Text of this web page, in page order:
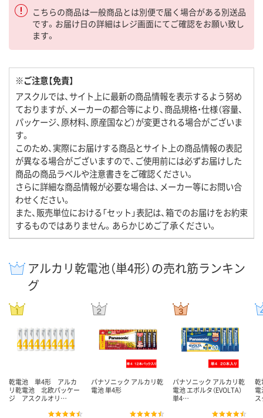
こちらの商品は一般商品とは別便で届く場合がある別送品
です。お届け日の詳細はレジ画面にてご確認をお願い致し
ます。
※ご注意【免責】
アスクルでは、サイト上に最新の商品情報を表示するよう努め
ておりますが、メーカーの都合等により、商品規格・仕様（容量、
パッケージ、原材料、原産国など）が変更される場合がございま
す。
このため、実際にお届けする商品とサイト上の商品情報の表記
が異なる場合がございますので、ご使用前には必ずお届けした
商品の商品ラベルや注意書きをご確認ください。
さらに詳細な商品情報が必要な場合は、メーカー等にお問い合
わせください。
また、販売単位における「セット」表記は、箱でのお届けをお約束
するものではありません。あらかじめご了承ください。
アルカリ乾電池（単4形）の売れ筋ランキン
グ
乾電池 単4形 アルカ
リ乾電池 北欧パッケー
ジ アスクルオリ…
パナソニック アルカリ乾
電池 単4形
パナソニック アルカリ乾
電池 エボルタ（EVOLTA）
単4…
乾
電